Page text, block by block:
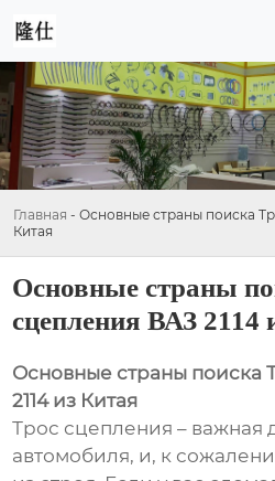
Главная - Основные страны поиска
Китая
Основные страны
сцепления ВАЗ 2114
Основные страны поиска
2114 из Китая
Трос сцепления – важная
автомобиля, и, к